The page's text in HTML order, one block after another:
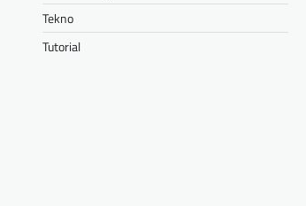
Tekno
Tutorial